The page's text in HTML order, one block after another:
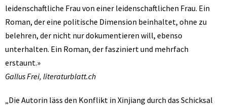
leidenschaftliche Frau von einer leidenschaftlichen Frau. Ein
Roman, der eine politische Dimension beinhaltet, ohne zu
belehren, der nicht nur dokumentieren will, ebenso
unterhalten. Ein Roman, der fasziniert und mehrfach
erstaunt.»
Gallus Frei, literaturblatt.ch
„Die Autorin läss den Konflikt in Xinjiang durch das Schicksal